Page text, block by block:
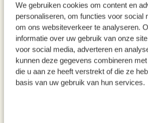
We gebruiken cookies om content en
personaliseren, om functies voor social
om ons websiteverkeer te analyseren.
informatie over uw gebruik van onze
voor social media, adverteren en
kunnen deze gegevens combineren
die u aan ze heeft verstrekt of die ze
basis van uw gebruik van hun services.